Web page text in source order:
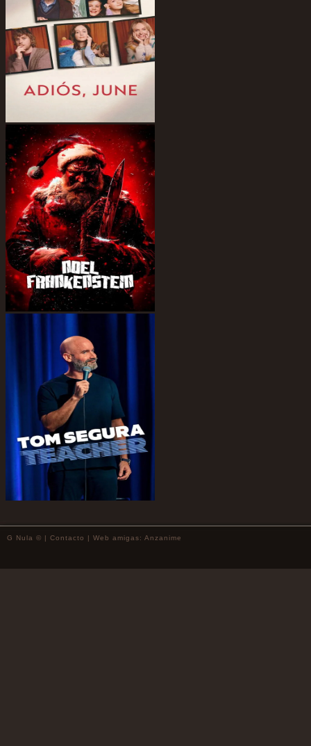
G Nula © | Contacto | Web amigas: Anzanime